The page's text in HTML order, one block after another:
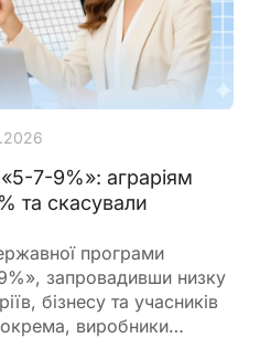
7-9%»: аграріям
та скасували
програми
запровадивши низку
бізнесу та учасників
виробники